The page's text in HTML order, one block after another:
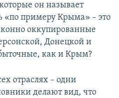
он называет
«по примеру Крыма» – это
оккупированные
Донецкой и
как и Крым?
отраслях – одни
делают вид, что